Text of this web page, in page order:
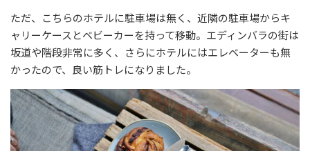
ただ、こちらのホテルに駐車場は無く、近隣の駐車場からキ
ャリーケースとベビーカーを持って移動。エディンバラの街は
坂道や階段非常に多く、さらにホテルにはエレベーターも無
かったので、良い筋トレになりました。